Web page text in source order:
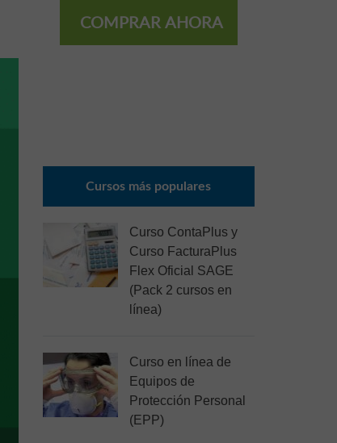
COMPRAR AHORA
Cursos más populares
Curso ContaPlus y
Curso FacturaPlus
Flex Oficial SAGE
(Pack 2 cursos en
línea)
Curso en línea de
Equipos de
Protección Personal
(EPP)